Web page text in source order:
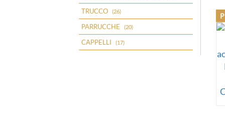
TRUCCO (26)
PARRUCCHE (20)
CAPPELLI (17)